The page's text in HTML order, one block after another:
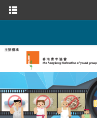
Toggle
navigation